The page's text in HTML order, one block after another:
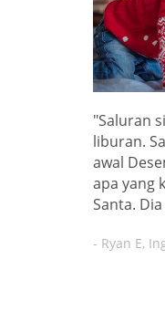
"Saluran
liburan.
awal
apa yang
Santa.
- Ryan E,